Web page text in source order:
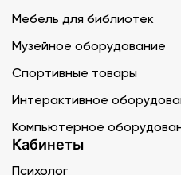
Мебель для библиотек
Музейное оборудование
Спортивные товары
Интерактивное
Компьютерное
Кабинеты
Психолог